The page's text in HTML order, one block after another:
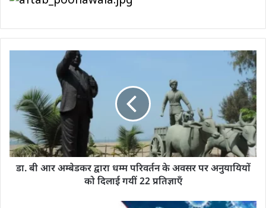
डा. बी आर अम्बेडकर द्वारा धम्म परिवर्तन के अवसर पर अनुयायियों
को दिलाई गयीं 22 प्रतिज्ञाएँ